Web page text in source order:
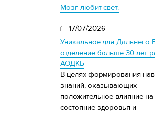
Мозг любит свет.
17/07/2026
Уникальное для Дальнего
отделение больше 30 лет
АОДКБ
В целях формирования
знаний, оказывающих
положительное влияние на
состояние здоровья и